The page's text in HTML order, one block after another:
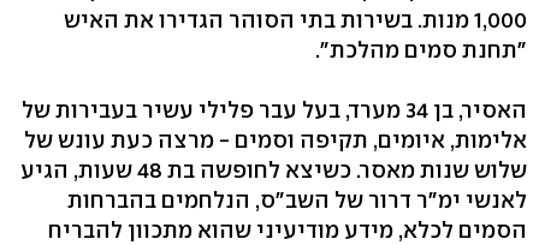
1,000 מנות. בשירות בתי הסוהר הגדירו את האיש
"תחנת סמים מהלכת".
האסיר, בן 34 מערד, בעל עבר פלילי עשיר בעבירות של
אלימות, איומים, תקיפה וסמים - מרצה כעת עונש של
שלוש שנות מאסר. כשיצא לחופשה בת 48 שעות, הגיע
לאנשי ימ"ר דרור של השב"ס, הנלחמים בהברחות
הסמים לכלא, מידע מודיעיני שהוא מתכוון להבריח